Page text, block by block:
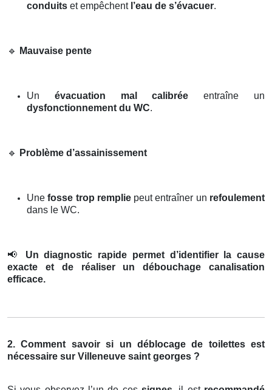
conduits et empêchent l’eau de s’évacuer.
🔹 Mauvaise pente
Un évacuation mal calibrée entraîne un
dysfonctionnement du WC.
🔹 Problème d’assainissement
Unefosse trop rempliepeut entraîner un refoulement
dans le WC.
📢
Un diagnostic rapide permet d’identifier la cause
exacte et de réaliser un débouchage canalisation
efficace.
2. Comment savoir si un déblocage de toilettes est
nécessaire sur Villeneuve saint georges ?